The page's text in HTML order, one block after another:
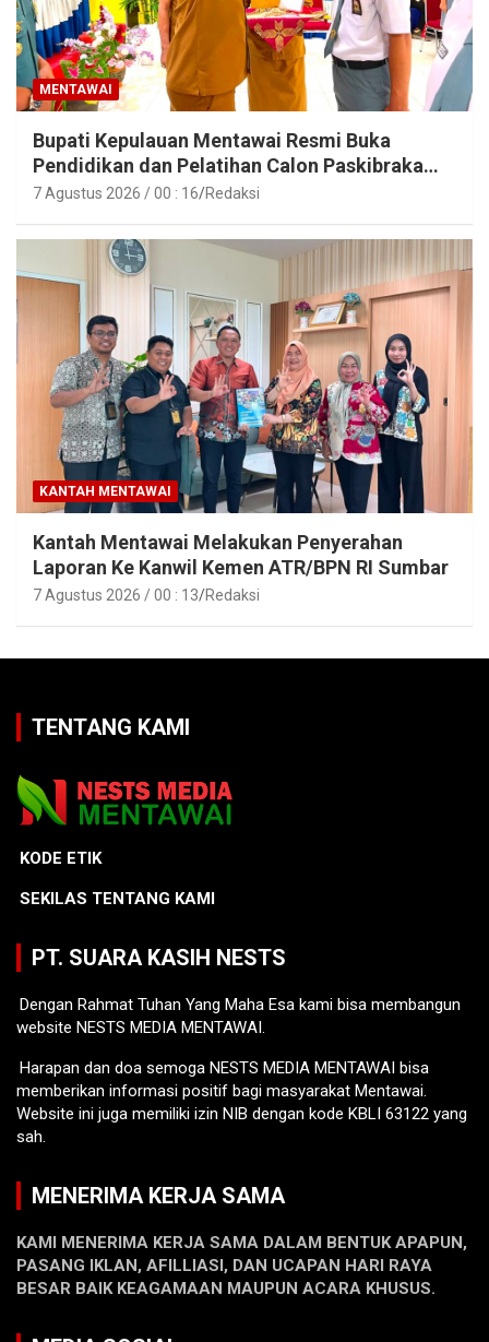
MENTAWAI
Bupati Kepulauan Mentawai Resmi Buka
Pendidikan dan Pelatihan Calon Paskibraka
Tahun 2026
7 Agustus 2026 / 00 : 16 Redaksi
KANTAH MENTAWAI
Kantah Mentawai Melakukan Penyerahan
Laporan Ke Kanwil Kemen ATR/BPN RI Sumbar
7 Agustus 2026 / 00 : 13 Redaksi
TENTANG KAMI
KODE ETIK
SEKILAS TENTANG KAMI
PT. SUARA KASIH NESTS
Dengan Rahmat Tuhan Yang Maha Esa kami bisa membangun
website NESTS MEDIA MENTAWAI.
Harapan dan doa semoga NESTS MEDIA MENTAWAI bisa
memberikan informasi positif bagi masyarakat Mentawai.
Website ini juga memiliki izin NIB dengan kode KBLI 63122 yang
sah.
MENERIMA KERJA SAMA
KAMI MENERIMA KERJA SAMA DALAM BENTUK APAPUN,
PASANG IKLAN, AFILLIASI, DAN UCAPAN HARI RAYA
BESAR BAIK KEAGAMAAN MAUPUN ACARA KHUSUS.